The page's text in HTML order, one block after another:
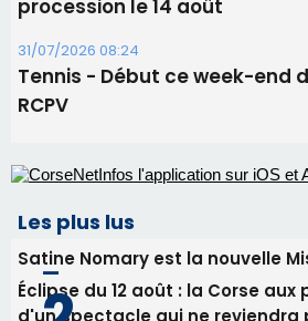
Les plus lus
Satine Nomary est la nouvelle
Éclipse du 12 août : la Corse aux
d'un spectacle qui ne reviendra
profiter pleinement du
consommation en recul dans
La gendarmerie alerte les
face à une nouvelle escroquerie
vin